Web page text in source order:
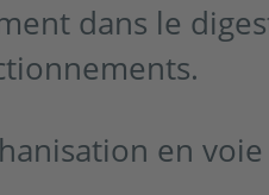
dans le
en